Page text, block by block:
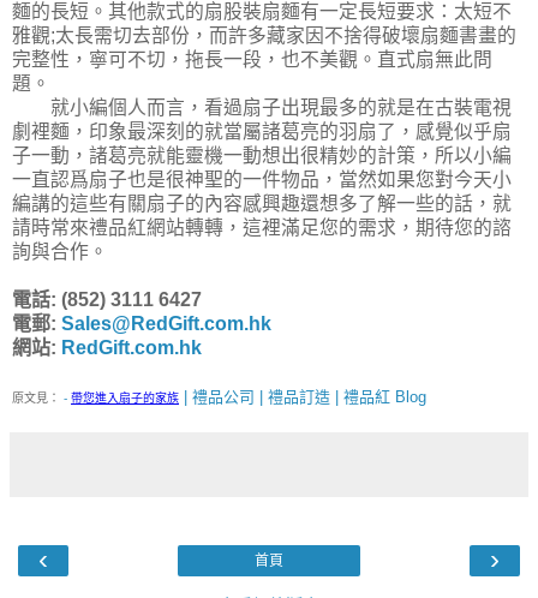
麵的長短。其他款式的扇股裝扇麵有一定長短要求：太短不
雅觀;太長需切去部份，而許多藏家因不捨得破壞扇麵書畫的
完整性，寧可不切，拖長一段，也不美觀。直式扇無此問
題。
就小編個人而言，看過扇子出現最多的就是在古裝電視
劇裡麵，印象最深刻的就當屬諸葛亮的羽扇了，感覺似乎扇
子一動，諸葛亮就能靈機一動想出很精妙的計策，所以小編
一直認爲扇子也是很神聖的一件物品，當然如果您對今天小
編講的這些有關扇子的內容感興趣還想多了解一些的話，就
請時常來禮品紅網站轉轉，這裡滿足您的需求，期待您的諮
詢與合作。
電話: (852) 3111 6427
電郵: Sales@RedGift.com.hk
網站: RedGift.com.hk
原文見： - 帶您進入扇子的家族 | 禮品公司 | 禮品訂造 | 禮品紅 Blog
‹ ›
首頁